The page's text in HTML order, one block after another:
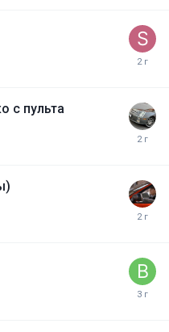
с пульта